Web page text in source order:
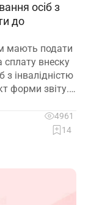
осіб з
до
мають подати
сплату внеску
інвалідністю
форми звіту.
4961
14